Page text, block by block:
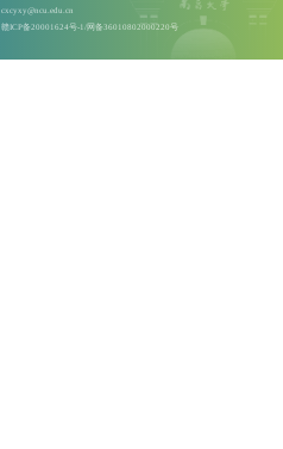
cxcyxy@ncu.edu.cn
赣ICP备20001624号-1/网备36010802000220号